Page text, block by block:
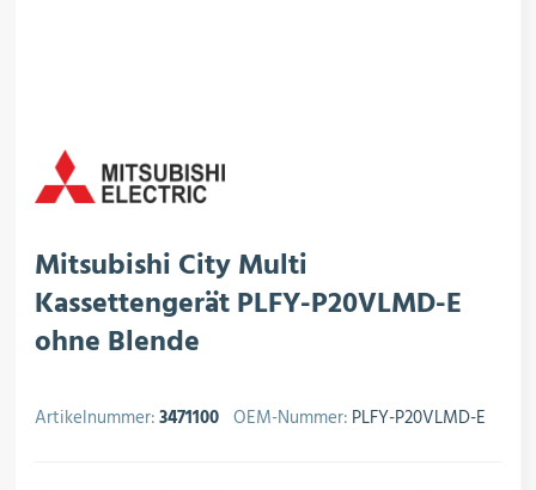
Motoren & Ventilatoren
Mitsubishi City Multi
Kassettengerät PLFY-P20VLMD-E
ohne Blende
Artikelnummer:3471100 OEM-Nummer: PLFY-P20VLMD-E